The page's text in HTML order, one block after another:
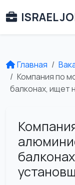
ISRAEL
Главная
Компания по
балконах, ищет